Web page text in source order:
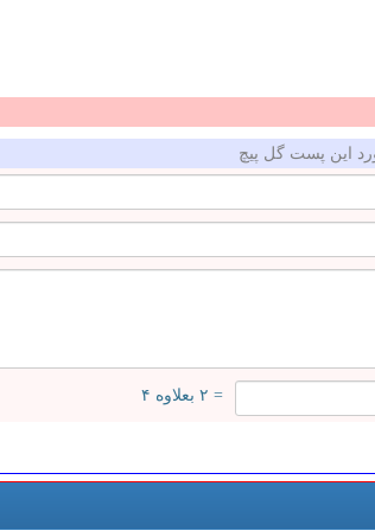
این پست گل پیچ
= ۲ بعلاوه ۴